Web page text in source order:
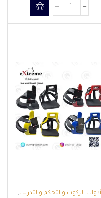
أدوات الركوب والتحكم والتدريب,